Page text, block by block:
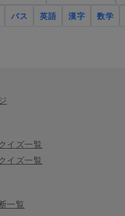
バス
英語 漢字 数学
イズ一覧
イズ一覧
一覧